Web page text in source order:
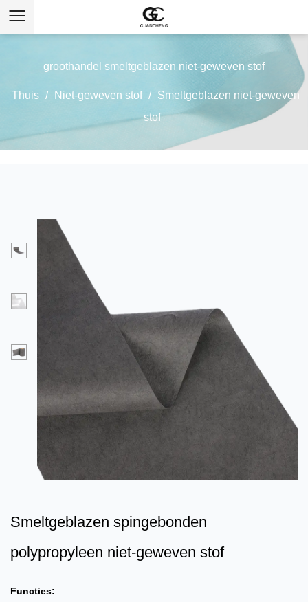
groothandel smeltgeblazen niet-geweven stof
Thuis / Niet-geweven stof / Smeltgeblazen niet-geweven
stof
Smeltgeblazen spingebonden
polypropyleen niet-geweven stof
Functies: